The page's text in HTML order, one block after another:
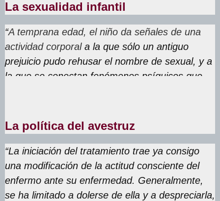
La sexualidad infantil
“A temprana edad, el niño da señales de una
actividad corporal a la que sólo un antiguo
prejuicio pudo rehusar el nombre de sexual, y a
la que se conectan fenómenos psíquicos que
La política del avestruz
“La iniciación del tratamiento trae ya consigo
una modificación de la actitud consciente del
enfermo ante su enfermedad. Generalmente,
se ha limitado a dolerse de ella y a despreciarla,